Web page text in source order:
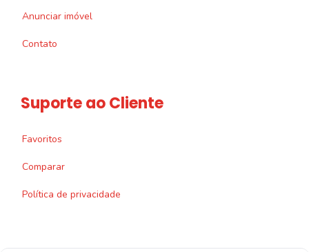
Anunciar imóvel
Contato
Suporte ao Cliente
Favoritos
Comparar
Política de privacidade